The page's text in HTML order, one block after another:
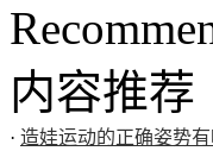
内容推荐
· 造娃运动的正确姿势